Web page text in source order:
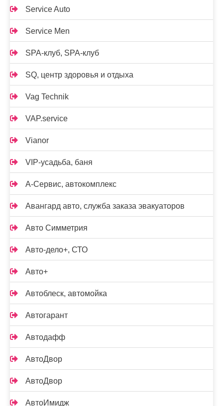
Service Auto
Service Men
SPA-клуб, SPA-клуб
SQ, центр здоровья и отдыха
Vag Technik
VAP.service
Vianor
VIP-усадьба, баня
А-Сервис, автокомплекс
Авангард авто, служба заказа эвакуаторов
Авто Симметрия
Авто-дело+, СТО
Авто+
Автоблеск, автомойка
Автогарант
Автодафф
АвтоДвор
АвтоДвор
АвтоИмидж